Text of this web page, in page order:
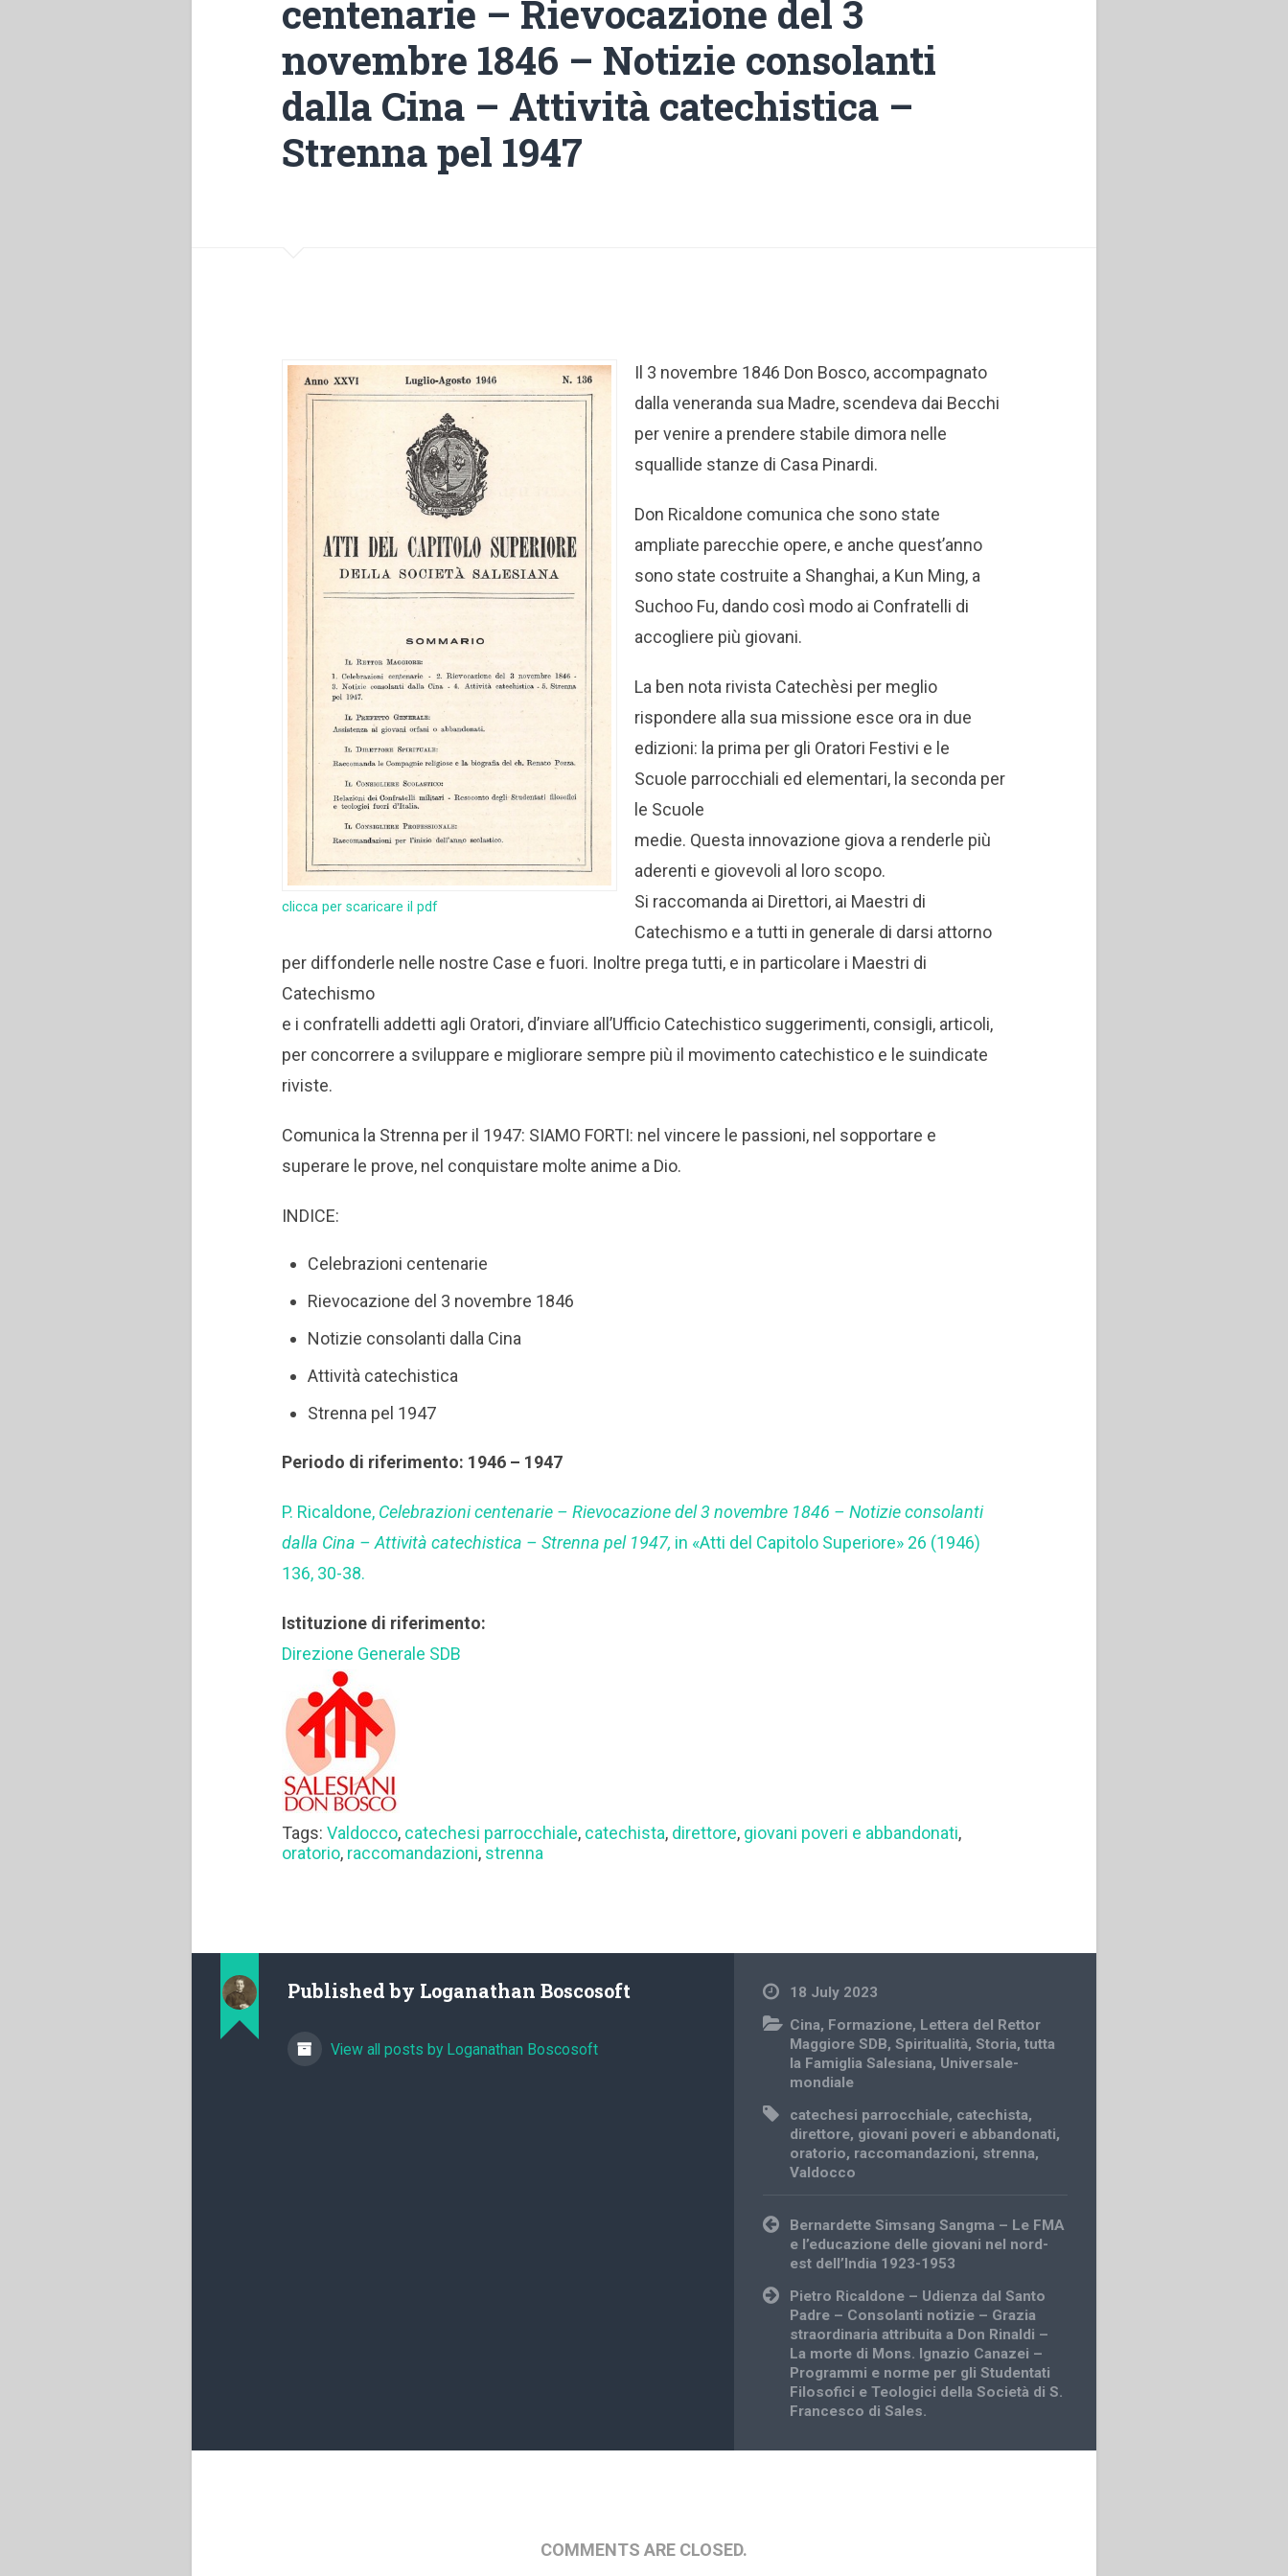
centenarie – Rievocazione del 3
novembre 1846 – Notizie consolanti
dalla Cina – Attività catechistica –
Strenna pel 1947
clicca per scaricare il pdf
Il 3 novembre 1846 Don Bosco, accompagnato
dalla veneranda sua Madre, scendeva dai Becchi
per venire a prendere stabile dimora nelle
squallide stanze di Casa Pinardi.
Don Ricaldone comunica che sono state
ampliate parecchie opere, e anche quest’anno
sono state costruite a Shanghai, a Kun Ming, a
Suchoo Fu, dando così modo ai Confratelli di
accogliere più giovani.
La ben nota rivista Catechèsi per meglio
rispondere alla sua missione esce ora in due
edizioni: la prima per gli Oratori Festivi e le
Scuole parrocchiali ed elementari, la seconda per
le Scuole
medie. Questa innovazione giova a renderle più
aderenti e giovevoli al loro scopo.
Si raccomanda ai Direttori, ai Maestri di
Catechismo e a tutti in generale di darsi attorno
per diffonderle nelle nostre Case e fuori. Inoltre prega tutti, e in particolare i Maestri di
Catechismo
e i confratelli addetti agli Oratori, d’inviare all’Ufficio Catechistico suggerimenti, consigli, articoli,
per concorrere a sviluppare e migliorare sempre più il movimento catechistico e le suindicate
riviste.
Comunica la Strenna per il 1947: SIAMO FORTI: nel vincere le passioni, nel sopportare e
superare le prove, nel conquistare molte anime a Dio.
INDICE:
Celebrazioni centenarie
Rievocazione del 3 novembre 1846
Notizie consolanti dalla Cina
Attività catechistica
Strenna pel 1947
Periodo di riferimento: 1946 – 1947
P. Ricaldone, Celebrazioni centenarie – Rievocazione del 3 novembre 1846 – Notizie consolanti
dalla Cina – Attività catechistica – Strenna pel 1947, in «Atti del Capitolo Superiore» 26 (1946)
136, 30-38.
Istituzione di riferimento:
Direzione Generale SDB
Tags:Valdocco, catechesi parrocchiale, catechista, direttore, giovani poveri e abbandonati,
oratorio, raccomandazioni, strenna
Published by Loganathan Boscosoft
View all posts by Loganathan Boscosoft
18 July 2023
Cina, Formazione, Lettera del Rettor
Maggiore SDB,Spiritualità,Storia,tutta
la Famiglia Salesiana, Universale-
mondiale
catechesi parrocchiale, catechista,
direttore, giovani poveri e abbandonati,
oratorio, raccomandazioni, strenna,
Valdocco
Post
navigation
Bernardette Simsang Sangma – Le FMA
e l’educazione delle giovani nel nord-
est dell’India 1923-1953
Pietro Ricaldone – Udienza dal Santo
Padre – Consolanti notizie – Grazia
straordinaria attribuita a Don Rinaldi –
La morte di Mons. Ignazio Canazei –
Programmi e norme per gli Studentati
Filosofici e Teologici della Società di S.
Francesco di Sales.
COMMENTS ARE CLOSED.